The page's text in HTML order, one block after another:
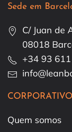
Sede em
C/ Juan de
08018
+34 93
CORPORATIVO
Quem somos